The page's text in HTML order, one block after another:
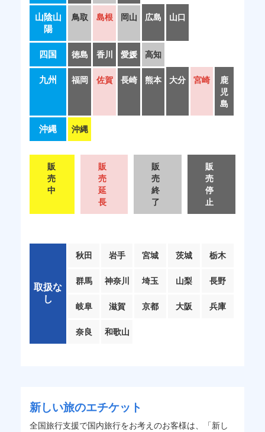
山陰山
陽
鳥取 島根 岡山 広島 山口
四国 徳島 香川 愛媛 高知
九州 福岡 佐賀 長崎 熊本 大分 宮崎
鹿
児
島
沖縄 沖縄
販
売
中
販
売
延
長
販
売
終
了
販
売
停
止
取扱な
し
秋田 岩手 宮城 茨城 栃木
群馬 神奈川 埼玉 山梨 長野
岐阜 滋賀 京都 大阪 兵庫
奈良 和歌山
新しい旅のエチケット
全国旅行支援で国内旅行をお考えのお客様は、「新し